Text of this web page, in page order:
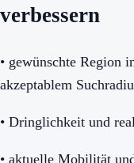
verbessern
• gewünschte Region
akzeptablem
• Dringlichkeit und
• aktuelle Mobilität